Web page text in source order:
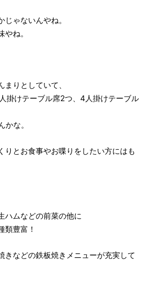
ゃないんやね。
ね。
りとしていて、
掛けテーブル席2つ、4人掛けテーブル
な。
りとお食事やお喋りをしたい方にはも
ハムなどの前菜の他に
類豊富！
きなどの鉄板焼きメニューが充実して